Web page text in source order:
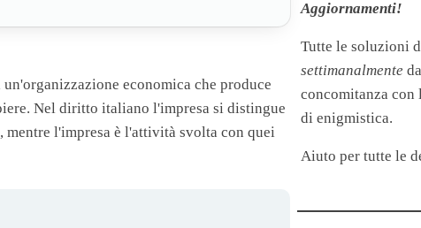
economica che produce
Nel diritto italiano l'impresa si distingue
mentre l'impresa è l'attività svolta con quei
Aggiornamenti!
Tutte le soluzioni
settimanalmente
concomitanza
di enigmistica.
Aiuto per tutte le